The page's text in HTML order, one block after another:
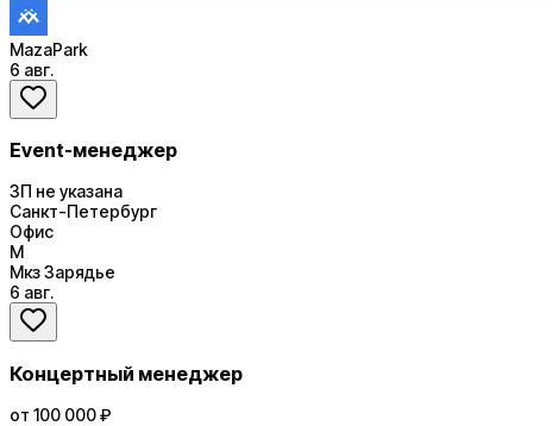
MazaPark
6 авг.
Event-менеджер
ЗП не указана
Санкт-Петербург
Офис
М
Мкз Зарядье
6 авг.
Концертный менеджер
от 100 000 ₽